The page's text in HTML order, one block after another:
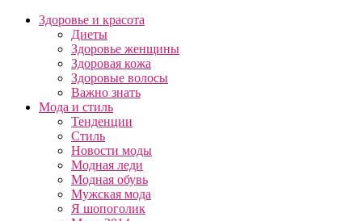
Здоровье и красота
Диеты
Здоровье женщины
Здоровая кожа
Здоровые волосы
Важно знать
Мода и стиль
Тенденции
Стиль
Новости моды
Модная леди
Модная обувь
Мужская мода
Я шопоголик